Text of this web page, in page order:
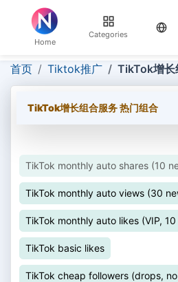
Home
Categories
当
首页 Tiktok推广 TikTok增长
TikTok增长组合服务 热门组合
TikTok monthly auto shares (10
TikTok monthly auto views (30
TikTok monthly auto likes (VIP,
TikTok basic likes
TikTok cheap followers (drops,